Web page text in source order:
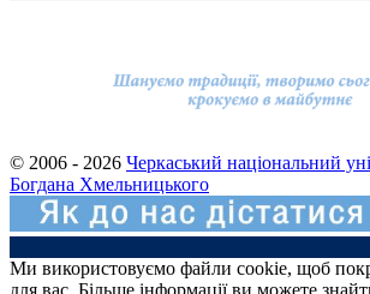
© 2006 - 2026 Черкаський національний
Богдана Хмельницького
Ми використовуємо файли cookie, щоб